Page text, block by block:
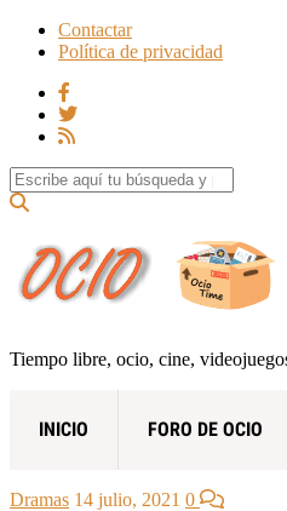
Contactar
Política de privacidad
Search for:
Tiempo libre, ocio, cine,
INICIO FORO DE OCIO
Dramas 14 julio, 2021 0